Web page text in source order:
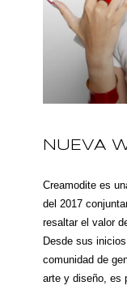
NUEVA
Creamodite es
del 2017
resaltar el valor
Desde sus
comunidad de
arte y diseño, es